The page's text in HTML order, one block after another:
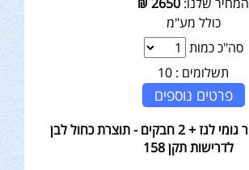
כולל מע"מ
סה"כ כמות
תשלומים : 10
פרטים נוספים
קיט 3 מטר צינור גומי לגז + 2 חבקים - תוצרת כחול לבן
לדרישות תקן 158